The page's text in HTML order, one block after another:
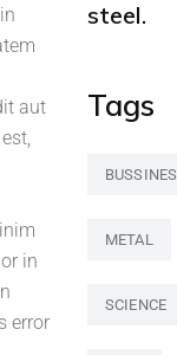
aut
in
error
steel.
Tags
BUSSINES
METAL
SCIENCE